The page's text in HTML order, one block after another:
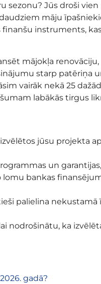
Jūs droši
māju
instruments,
mājokļa
starp patēriņa
vairāk nekā 25
labākās tirgus
jūsu projekta
un
bankas
palielina
nodrošinātu, ka
gadā?